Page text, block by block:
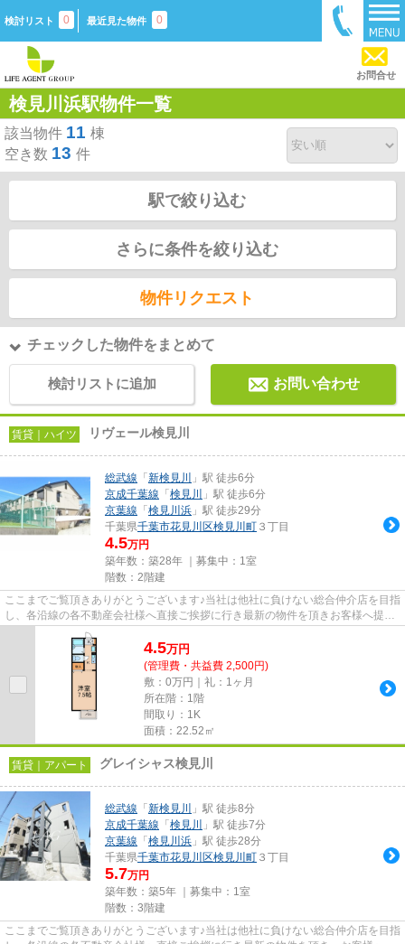
検討リスト 0 最近見た物件 0
お問合せ
検見川浜駅物件一覧
該当物件 11 棟
空き数 13 件
駅で絞り込む
さらに条件を絞り込む
物件リクエスト
チェックした物件をまとめて
検討リストに追加 お問い合わせ
賃貸｜ハイツ リヴェール検見川
総武線 「 新検見川
」駅 徒歩6分
京成千葉線 「 検見川
」駅 徒歩6分
京葉線 「 検見川浜 」駅 徒歩29分
千葉県千葉市花見川区検見川町 ３丁目
4.5万円
築年数：築28年 ｜募集中： 1室
階数：2階建
ここまでご覧頂きありがとうございます♪当社は他社に負けない総合仲介店を目指
し、各沿線の各不動産会社様へ直接ご挨拶に行き最新の物件を頂きお客様へ提供
しております！最新の情報は...
4.5万円
(管理費・共益費 2,500円)
敷：0万円｜礼：1ヶ月
所在階：1階
間取り：1K
面積：22.52㎡
賃貸｜アパート グレイシャス検見川
総武線 「 新検見川
」駅 徒歩8分
京成千葉線 「 検見川
」駅 徒歩7分
京葉線 「 検見川浜 」駅 徒歩28分
千葉県千葉市花見川区検見川町 ３丁目
5.7万円
築年数：築5年 ｜募集中： 1室
階数：3階建
ここまでご覧頂きありがとうございます♪当社は他社に負けない総合仲介店を目指